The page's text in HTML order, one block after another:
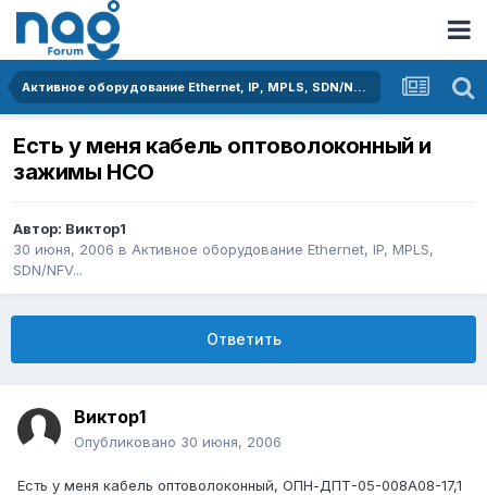
Активное оборудование Ethernet, IP, MPLS, SDN/NFV...
Есть у меня кабель оптоволоконный и
зажимы НСО
Автор: Виктор1
30 июня, 2006 в Активное оборудование Ethernet, IP, MPLS,
SDN/NFV...
Ответить
Виктор1
Опубликовано 30 июня, 2006
Есть у меня кабель оптоволоконный, ОПН-ДПТ-05-008А08-17,1